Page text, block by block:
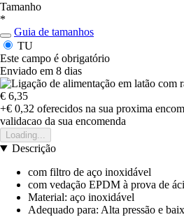
Tamanho
*
Guia de tamanhos
TU
Este campo é obrigatório
Enviado em 8 dias
€ 6,35
+€ 0,32 oferecidos na sua proxima
validacao da sua encomenda
Loading...
Descrição
com filtro de aço inoxidável
com vedação EPDM à prova de
Material: aço inoxidável
Adequado para: Alta pressão e